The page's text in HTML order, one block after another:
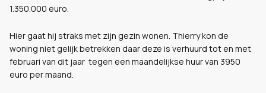
1.350.000 euro.
Hier gaat hij straks met zijn gezin wonen. Thierry kon de
woning niet gelijk betrekken daar deze is verhuurd tot en met
februari van dit jaar tegen een maandelijkse huur van 3950
euro per maand.